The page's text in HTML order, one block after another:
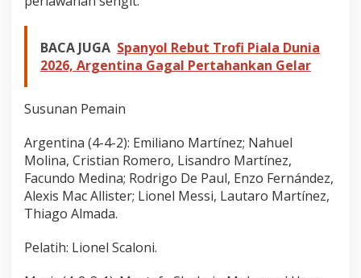
BACA JUGA Spanyol Rebut Trofi Piala Dunia
2026, Argentina Gagal Pertahankan Gelar
Susunan Pemain
Argentina (4-4-2): Emiliano Martínez; Nahuel
Molina, Cristian Romero, Lisandro Martínez,
Facundo Medina; Rodrigo De Paul, Enzo Fernández,
Alexis Mac Allister; Lionel Messi, Lautaro Martínez,
Thiago Almada.
Pelatih: Lionel Scaloni.